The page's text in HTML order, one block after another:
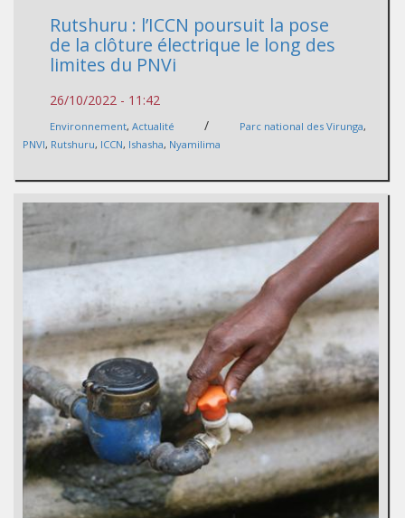
Rutshuru : l’ICCN poursuit la pose
de la clôture électrique le long des
limites du PNVi
26/10/2022 - 11:42
Environnement, Actualité / Parc national des Virunga,
PNVI, Rutshuru, ICCN, Ishasha, Nyamilima